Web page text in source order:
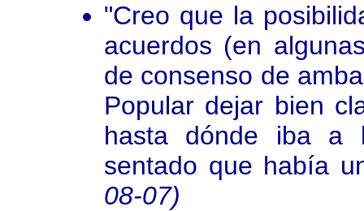
"Creo que la
acuerdos (en
de consenso de
Popular dejar bien
hasta dónde iba a
sentado que había
08-07)